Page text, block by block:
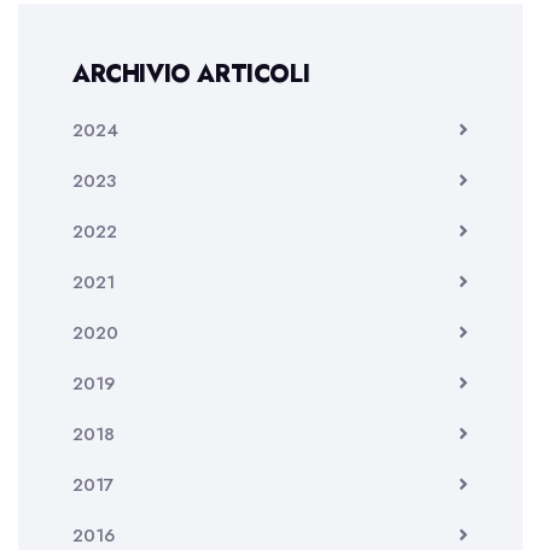
ARCHIVIO ARTICOLI
2024
2023
2022
2021
2020
2019
2018
2017
2016